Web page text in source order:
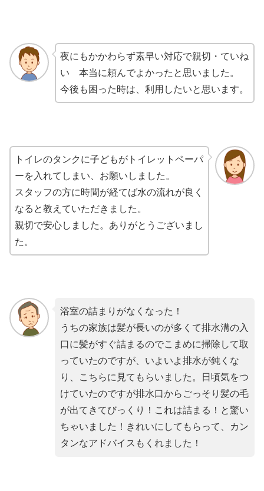
夜にもかかわらず素早い対応で親切・ていね
い 本当に頼んでよかったと思いました。
今後も困った時は、利用したいと思います。
トイレのタンクに子どもがトイレットペーパ
ーを入れてしまい、お願いしました。
スタッフの方に時間が経てば水の流れが良く
なると教えていただきました。
親切で安心しました。ありがとうございまし
た。
浴室の詰まりがなくなった！
うちの家族は髪が長いのが多くて排水溝の入
口に髪がすぐ詰まるのでこまめに掃除して取
っていたのですが、いよいよ排水が鈍くな
り、こちらに見てもらいました。日頃気をつ
けていたのですが排水口からごっそり髪の毛
が出てきてびっくり！これは詰まる！と驚い
ちゃいました！きれいにしてもらって、カン
タンなアドバイスもくれました！